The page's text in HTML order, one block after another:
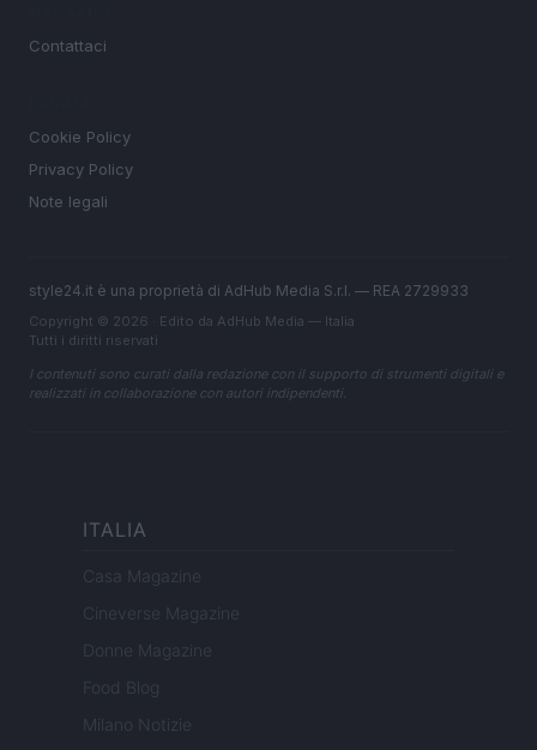
Contattaci
Cookie Policy
Privacy Policy
Note legali
style24.it è una proprietà di AdHub Media S.r.l. — REA 2729933
Copyright © 2026 · Edito da AdHub Media — Italia
Tutti i diritti riservati
I contenuti sono curati dalla redazione con il supporto di strumenti digitali e
realizzati in collaborazione con autori indipendenti.
ITALIA
Casa Magazine
Cineverse Magazine
Donne Magazine
Food Blog
Milano Notizie